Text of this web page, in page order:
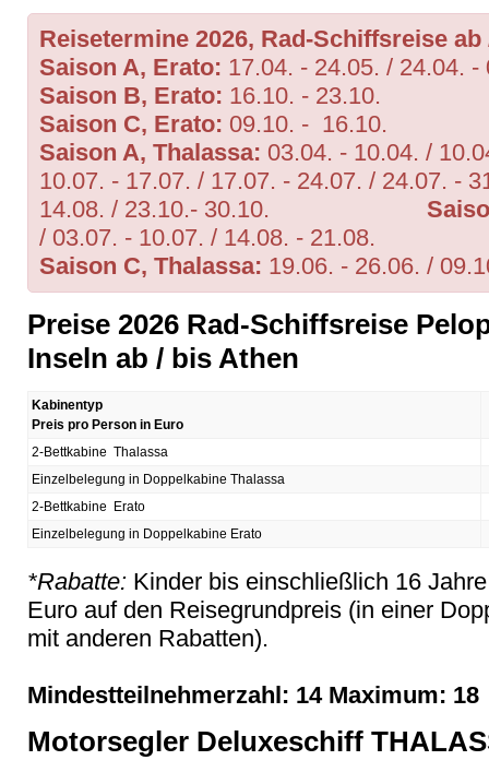
Reisetermine 2026, Rad-Schiffsreise
Saison A, Erato: 17.04. - 24.05. / 24.04. -
Saison B, Erato: 16.10. - 23.10.
Saison C, Erato: 09.10. - 16.10.
Saison A, Thalassa: 03.04. - 10.04. /
10.07. - 17.07. / 17.07. - 24.07. / 24.07. -
14.08. / 23.10.- 30.10.
/ 03.07. - 10.07. / 14.08. - 21.08.
Saison C, Thalassa: 19.06. - 26.06. /
Preise 2026 Rad-Schiffsreise
Inseln ab / bis Athen
Kabinentyp
Preis pro Person in Euro
2-Bettkabine Thalassa
Einzelbelegung in Doppelkabine Thalassa
2-Bettkabine Erato
Einzelbelegung in Doppelkabine Erato
*Rabatte: Kinder bis einschließlich 16
Euro auf den Reisegrundpreis (in einer
mit anderen Rabatten).
Mindestteilnehmerzahl: 14 Maximum: 18
Motorsegler Deluxeschiff